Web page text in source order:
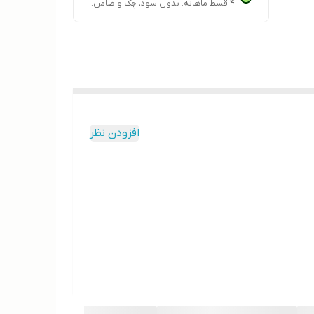
۴ قسط ماهانه. بدون سود، چک و ضامن.
افزودن نظر